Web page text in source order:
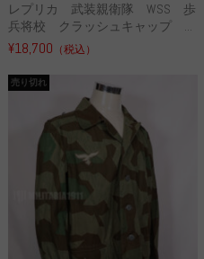
レプリカ 武装親衛隊 WSS 歩
兵将校 クラッシュキャップ ...
¥18,700 （税込）
売り切れ